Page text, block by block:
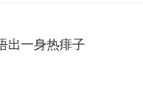
出一身热痱子